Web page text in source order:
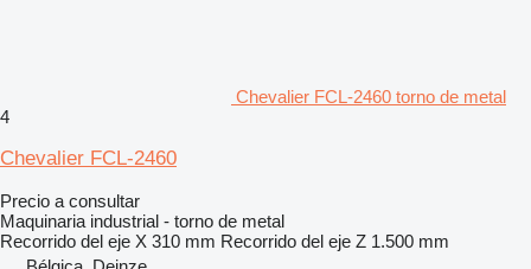
Chevalier FCL-2460 torno de metal
4
Chevalier FCL-2460
Precio a consultar
Maquinaria industrial - torno de metal
Recorrido del eje X 310 mm Recorrido del eje Z 1.500 mm